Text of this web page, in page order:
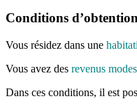
Conditions
Vous résidez dans une
Vous avez des revenus
Dans ces conditions, il est